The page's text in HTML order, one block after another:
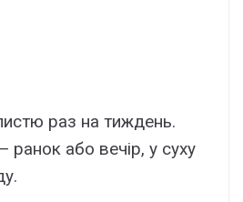
раз на тиждень.
або вечір, у суху